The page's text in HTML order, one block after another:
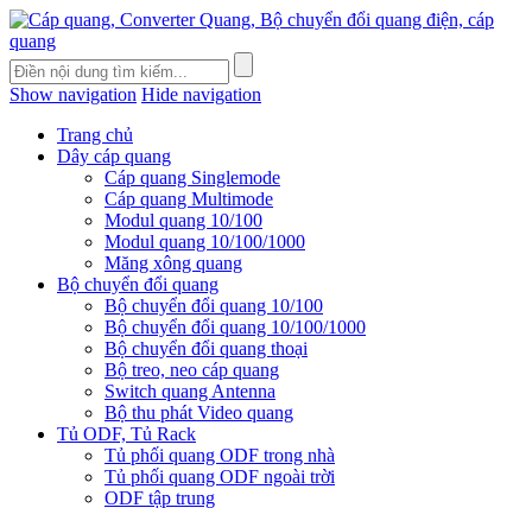
Show navigation Hide navigation
Trang chủ
Dây cáp quang
Cáp quang Singlemode
Cáp quang Multimode
Modul quang 10/100
Modul quang 10/100/1000
Măng xông quang
Bộ chuyển đổi quang
Bộ chuyển đổi quang 10/100
Bộ chuyển đổi quang 10/100/1000
Bộ chuyển đổi quang thoại
Bộ treo, neo cáp quang
Switch quang Antenna
Bộ thu phát Video quang
Tủ ODF, Tủ Rack
Tủ phối quang ODF trong nhà
Tủ phối quang ODF ngoài trời
ODF tập trung